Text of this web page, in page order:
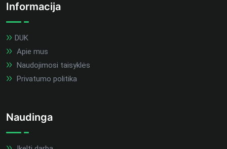
Informacija
DUK
Apie mus
Naudojimosi taisyklės
Privatumo politika
Naudinga